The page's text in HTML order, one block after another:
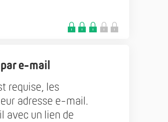
e-mail
requise, les
adresse e-mail.
avec un lien de